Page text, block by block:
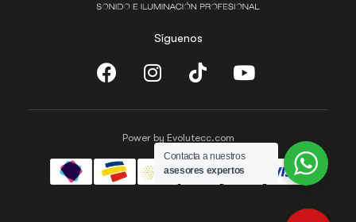
Síguenos
Power by Evolutecc.com
Contacta a nuestros
asesores expertos